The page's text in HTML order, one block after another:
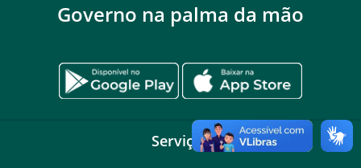
Governo na palma da mão
Serviços